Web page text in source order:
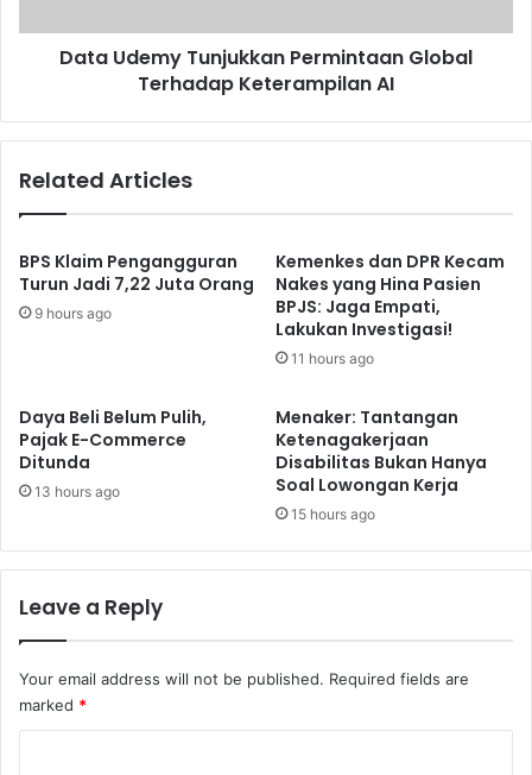
Data Udemy Tunjukkan Permintaan Global
Terhadap Keterampilan AI
Related Articles
BPS Klaim Pengangguran
Turun Jadi 7,22 Juta Orang
9 hours ago
Kemenkes dan DPR Kecam
Nakes yang Hina Pasien
BPJS: Jaga Empati,
Lakukan Investigasi!
11 hours ago
Daya Beli Belum Pulih,
Pajak E-Commerce
Ditunda
13 hours ago
Menaker: Tantangan
Ketenagakerjaan
Disabilitas Bukan Hanya
Soal Lowongan Kerja
15 hours ago
Leave a Reply
Your email address will not be published. Required fields are
marked *